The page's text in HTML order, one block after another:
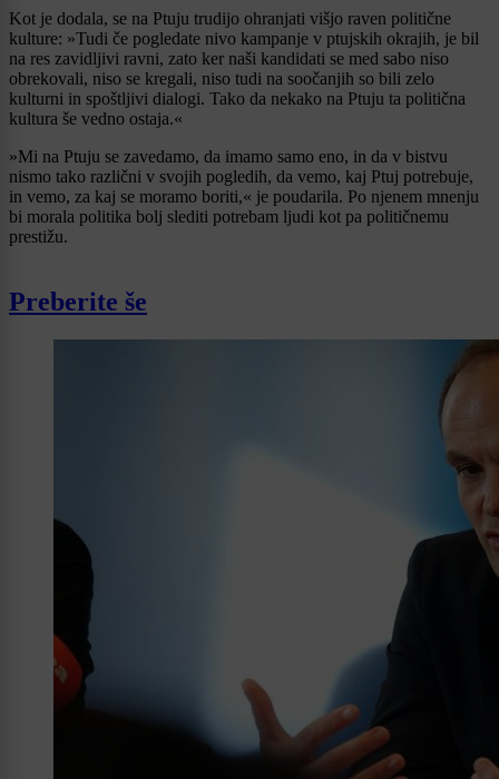
Kot je dodala, se na Ptuju trudijo ohranjati višjo raven politične
kulture: »Tudi če pogledate nivo kampanje v ptujskih okrajih, je bil
na res zavidljivi ravni, zato ker naši kandidati se med sabo niso
obrekovali, niso se kregali, niso tudi na soočanjih so bili zelo
kulturni in spoštljivi dialogi. Tako da nekako na Ptuju ta politična
kultura še vedno ostaja.«
»Mi na Ptuju se zavedamo, da imamo samo eno, in da v bistvu
nismo tako različni v svojih pogledih, da vemo, kaj Ptuj potrebuje,
in vemo, za kaj se moramo boriti,« je poudarila. Po njenem mnenju
bi morala politika bolj slediti potrebam ljudi kot pa političnemu
prestižu.
Preberite še